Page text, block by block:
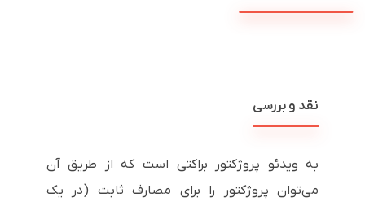
نقد و بررسی
به ویدئو پروژکتور براکتی است که از طریق آن
می‌توان پروژکتور را برای مصارف ثابت (در یک